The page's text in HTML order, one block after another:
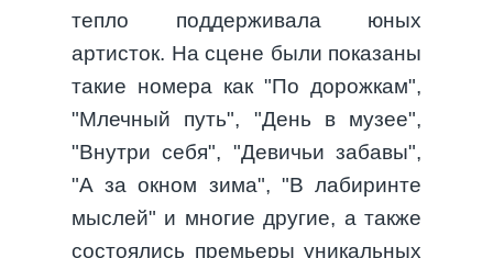
тепло поддерживала юных
артисток. На сцене были показаны
такие номера как "По дорожкам",
"Млечный путь", "День в музее",
"Внутри себя", "Девичьи забавы",
"А за окном зима", "В лабиринте
мыслей" и многие другие, а также
состоялись премьеры уникальных